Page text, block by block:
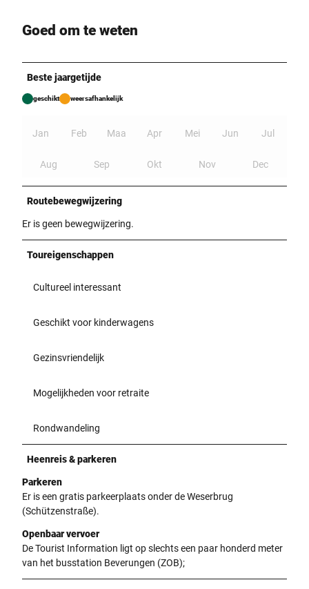
Goed om te weten
Beste jaargetijde
geschikt weersafhankelijk
Jan Feb Maa Apr Mei Jun Jul
Aug Sep Okt Nov Dec
Routebewegwijzering
Er is geen bewegwijzering.
Toureigenschappen
Cultureel interessant
Geschikt voor kinderwagens
Gezinsvriendelijk
Mogelijkheden voor retraite
Rondwandeling
Heenreis & parkeren
Parkeren
Er is een gratis parkeerplaats onder de Weserbrug
(Schützenstraße).
Openbaar vervoer
De Tourist Information ligt op slechts een paar honderd meter
van het busstation Beverungen (ZOB);